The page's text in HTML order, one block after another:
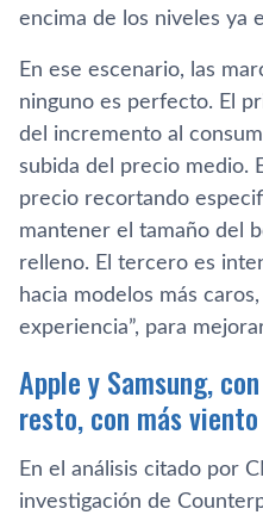
encima de los niveles ya
En ese escenario, las
ninguno es perfecto. El
del incremento al
subida del precio medio.
precio recortando
mantener el tamaño del
relleno. El tercero es
hacia modelos más
experiencia”, para
Apple y Samsung,
resto, con más viento
En el análisis citado por
investigación de